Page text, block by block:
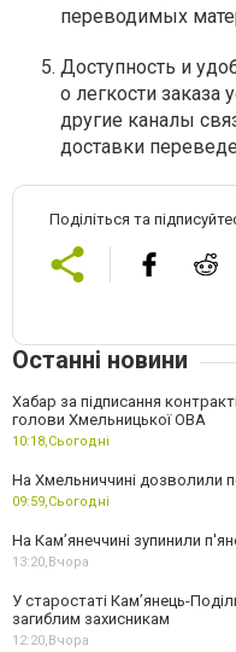
переводимых
Доступность и
о легкости заказа
другие каналы
доставки
Поділіться та
Останні новини
Хабар за підписання
голови Хмельницької ОВА
10:18,Сьогодні
На Хмельниччині дозволили
09:59,Сьогодні
На Камʼянеччині зупинили
13:20, Вчора
У старостаті Кам’янець-
загиблим захисникам
12:20, Вчора